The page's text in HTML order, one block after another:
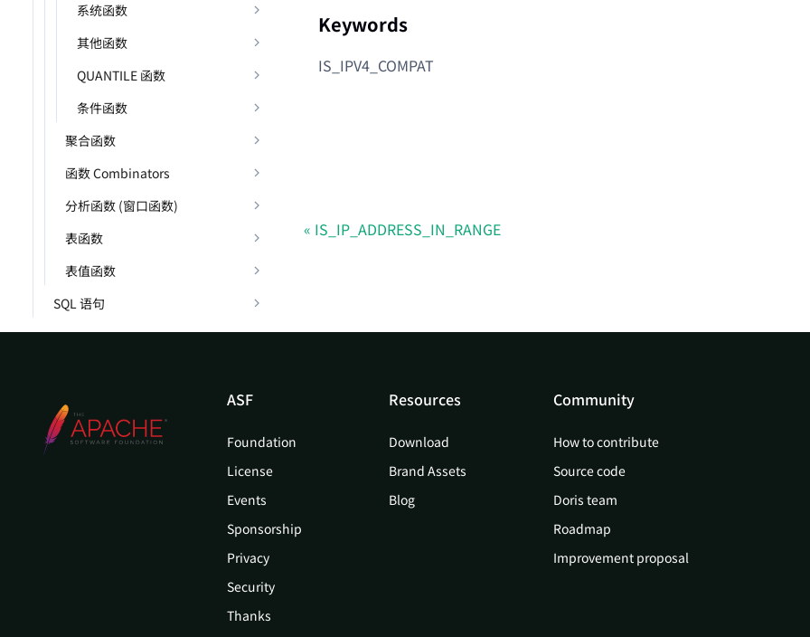
系统函数
其他函数
QUANTILE 函数
条件函数
聚合函数
函数 Combinators
分析函数 (窗口函数)
表函数
表值函数
SQL 语句
Keywords
IS_IPV4_COMPAT
IS_IP_ADDRESS_IN_RANGE
ASF
Foundation
License
Events
Sponsorship
Privacy
Security
Thanks
Resources
Download
Brand Assets
Blog
Community
How to contribute
Source code
Doris team
Roadmap
Improvement proposal